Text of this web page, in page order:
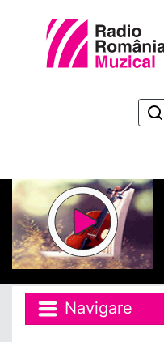
Navigare